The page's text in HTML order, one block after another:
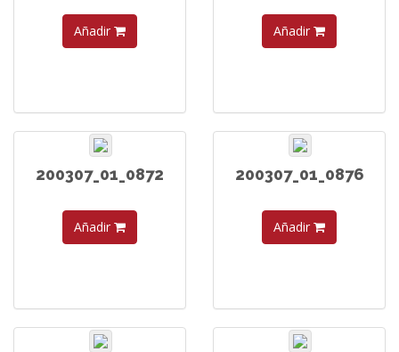
Añadir Añadir
200307_01_0872
Añadir
200307_01_0876
Añadir